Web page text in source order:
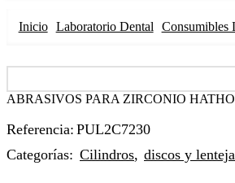
Inicio Laboratorio Dental Consumibles
ABRASIVOS PARA ZIRCONIO
Referencia: PUL2C7230
Categorías: Cilindros, discos y